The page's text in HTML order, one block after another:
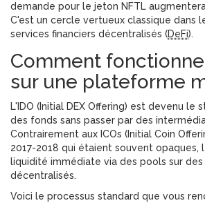
demande pour le jeton NFTL
C'est un cercle vertueux classique dans
services financiers décentralisés (DeFi).
Comment fonctionne
sur une plateforme
L' IDO (Initial DEX Offering) est devenu le
des fonds sans passer par des
Contrairement aux ICOs (Initial Coin
2017-2018 qui étaient souvent opaques,
liquidité immédiate via des pools sur des
décentralisés.
Voici le processus standard que vous